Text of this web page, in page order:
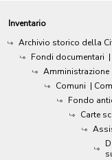
Inventario
Archivio storico della
Fondi documentari |
Comuni |
Fondo
Carte